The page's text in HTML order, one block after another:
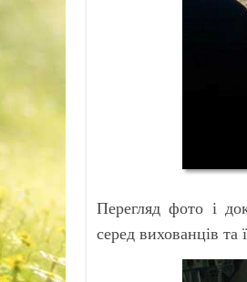
Перегляд фото і
серед вихованців та